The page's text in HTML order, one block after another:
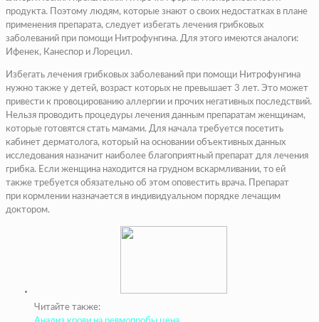
продукта. Поэтому людям, которые знают о своих недостатках в плане
применения препарата, следует избегать лечения грибковых
заболеваний при помощи Нитрофунгина. Для этого имеются аналоги:
Ифенек, Канеспор и Лорецил.
Избегать лечения грибковых заболеваний при помощи Нитрофунгина
нужно также у детей, возраст которых не превышает 3 лет. Это может
привести к провоцированию аллергии и прочих негативных последствий.
Нельзя проводить процедуры лечения данным препаратам женщинам,
которые готовятся стать мамами. Для начала требуется посетить
кабинет дерматолога, который на основании объективных данных
исследования назначит наиболее благоприятный препарат для лечения
грибка. Если женщина находится на грудном вскармливании, то ей
также требуется обязательно об этом оповестить врача. Препарат
при кормлении назначается в индивидуальном порядке лечащим
доктором.
Читайте также: